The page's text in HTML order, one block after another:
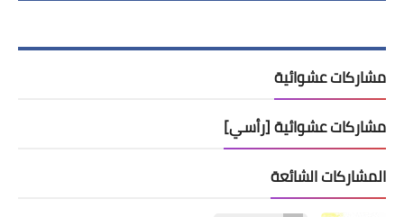
مشاركات عشوائية
مشاركات عشوائية [رأسي]
المشاركات الشائعة